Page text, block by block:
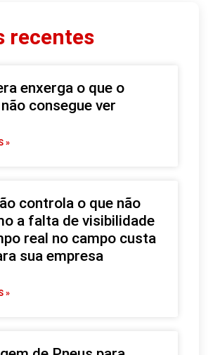
recentes
enxerga o que o
consegue ver
»
controla o que não
a falta de visibilidade
real no campo custa
sua empresa
»